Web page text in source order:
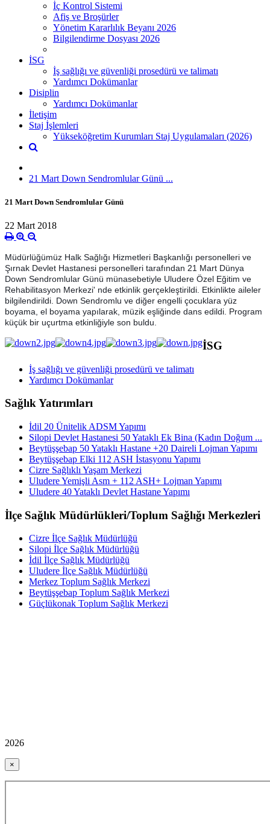
İç Kontrol Sistemi
Afiş ve Broşürler
Yönetim Kararlılık Beyanı 2026
Bilgilendirme Dosyası 2026
İSG
İş sağlığı ve güvenliği prosedürü ve talimatı
Yardımcı Dokümanlar
Disiplin
Yardımcı Dokümanlar
İletişim
Staj İşlemleri
Yükseköğretim Kurumları Staj Uygulamaları (2026)
21 Mart Down Sendromlular Günü ...
21 Mart Down Sendromlular Günü
22 Mart 2018
Müdürlüğümüz Halk Sağlığı Hizmetleri Başkanlığı personelleri ve
Şırnak Devlet Hastanesi personelleri tarafından 21 Mart Dünya
Down Sendromlular Günü münasebetiyle Uludere Özel Eğitim ve
Rehabilitasyon Merkezi' nde etkinlik gerçekleştirildi. Etkinlikte aileler
bilgilendirildi. Down Sendromlu ve diğer engelli çocuklara yüz
boyama, el boyama yapılarak, müzik eşliğinde dans edildi. Program
küçük bir uçurtma etkinliğiyle son buldu.
İSG
İş sağlığı ve güvenliği prosedürü ve talimatı
Yardımcı Dokümanlar
Sağlık Yatırımları
İdil 20 Ünitelik ADSM Yapımı
Silopi Devlet Hastanesi 50 Yataklı Ek Bina (Kadın Doğum ...
Beytüşşebap 50 Yataklı Hastane +20 Daireli Lojman Yapımı
Beytüşşebap Elki 112 ASH İstasyonu Yapımı
Cizre Sağlıklı Yaşam Merkezi
Uludere Yemişli Asm + 112 ASH+ Lojman Yapımı
Uludere 40 Yataklı Devlet Hastane Yapımı
İlçe Sağlık Müdürlükleri/Toplum Sağlığı Merkezleri
Cizre İlçe Sağlık Müdürlüğü
Silopi İlçe Sağlık Müdürlüğü
İdil İlçe Sağlık Müdürlüğü
Uludere İlçe Sağlık Müdürlüğü
Merkez Toplum Sağlık Merkezi
Beytüşşebap Toplum Sağlık Merkezi
Güçlükonak Toplum Sağlık Merkezi
2026
×